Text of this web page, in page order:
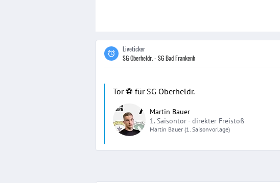
Liveticker
SG Oberheldr. - SG Bad Frankenh
Tor ⚽️ für SG Oberheldr.
Martin Bauer
1. Saisontor -direkter Freistoß
Martin Bauer (1. Saisonvorlage)